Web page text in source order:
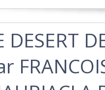
DESERT